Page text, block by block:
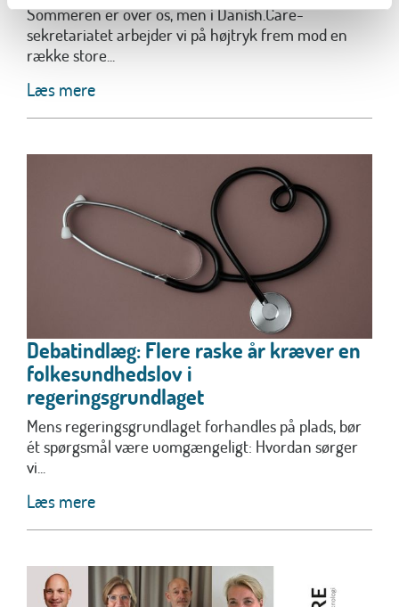
Sommeren er over os, men i Danish.Care-
sekretariatet arbejder vi på højtryk frem mod en
række store...
Læs mere
Debatindlæg: Flere raske år kræver en
folkesundhedslov i
regeringsgrundlaget
Mens regeringsgrundlaget forhandles på plads, bør
ét spørgsmål være uomgængeligt: Hvordan sørger
vi...
Læs mere